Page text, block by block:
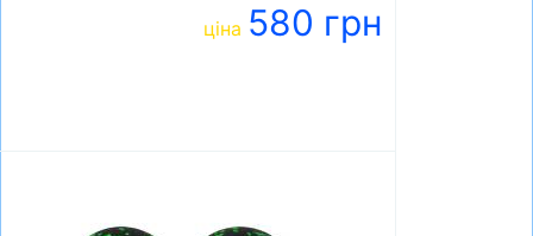
ціна 580 грн